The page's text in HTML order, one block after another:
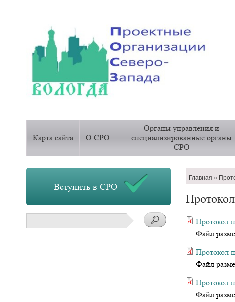
навигация
Карта сайта О СРО
Органы управления и
специализированные органы
СРО
Вступить в СРО
Строка
навигации
Главная
Протокол
Файл
Протокол
Файл
Протокол
Файл